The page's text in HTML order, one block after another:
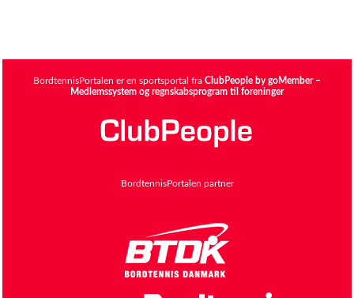
BordtennisPortalen er en sportsportal fra ClubPeople by goMember –
Medlemssystem og regnskabsprogram til foreninger
BordtennisPortalen partner